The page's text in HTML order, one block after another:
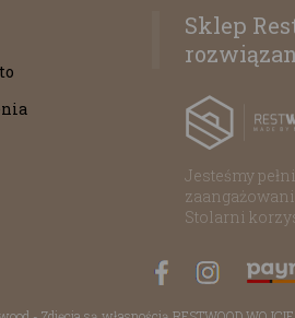
Sklep
Jesteśmy
Stolarni